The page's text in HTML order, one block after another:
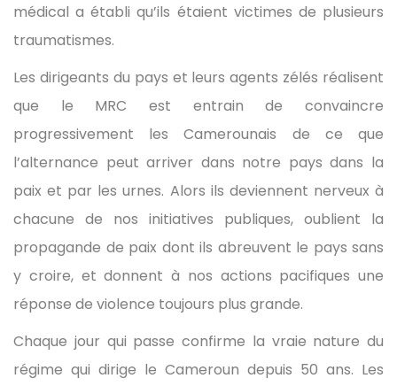
médical a établi qu’ils étaient victimes de plusieurs
traumatismes.
Les dirigeants du pays et leurs agents zélés réalisent
que le MRC est entrain de convaincre
progressivement les Camerounais de ce que
l’alternance peut arriver dans notre pays dans la
paix et par les urnes. Alors ils deviennent nerveux à
chacune de nos initiatives publiques, oublient la
propagande de paix dont ils abreuvent le pays sans
y croire, et donnent à nos actions pacifiques une
réponse de violence toujours plus grande.
Chaque jour qui passe confirme la vraie nature du
régime qui dirige le Cameroun depuis 50 ans. Les